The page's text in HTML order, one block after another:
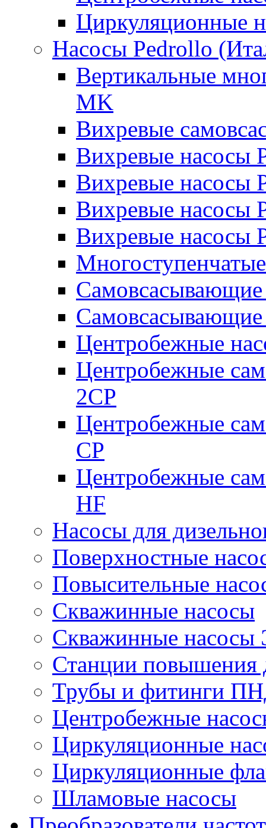
Циркуляционные
Насосы Pedrollo
Вертикальные
MK
Вихревые
Вихревые насосы
Вихревые насосы
Вихревые насосы
Вихревые насосы
Самовсасывающие
Центробежные
Центробежные
2CP
Центробежные
CP
Центробежные
HF
Насосы для
Поверхностные
Повысительные
Скважинные насосы
Скважинные
Станции повышения
Трубы и фитинги
Центробежные
Циркуляционные
Циркуляционные
Шламовые насосы